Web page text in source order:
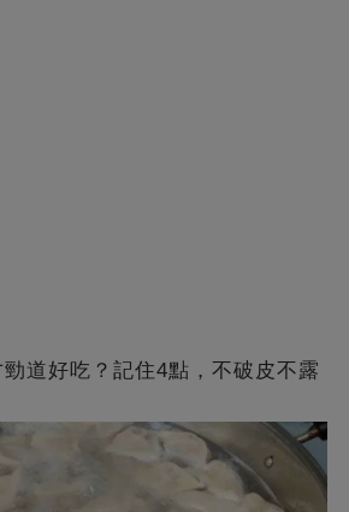
道好吃？記住4點，不破皮不露